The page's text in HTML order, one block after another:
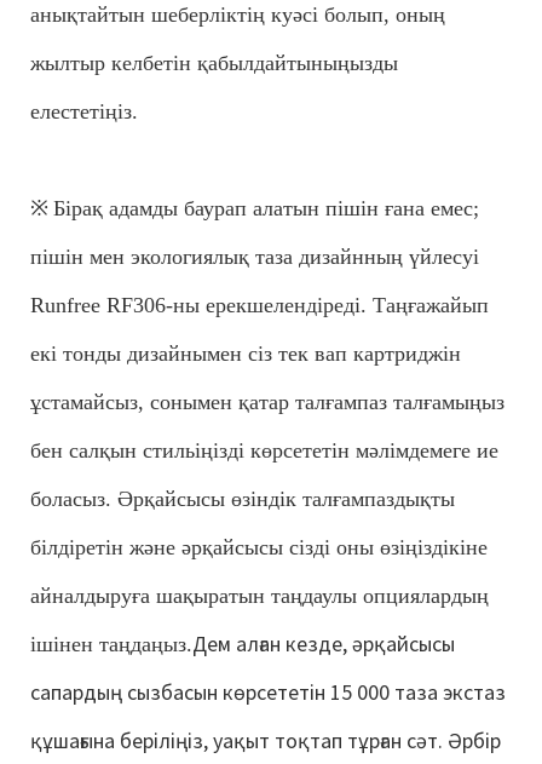
анықтайтын шеберліктің куәсі болып, оның
жылтыр келбетін қабылдайтыныңызды
елестетіңіз.
※ Бірақ адамды баурап алатын пішін ғана емес;
пішін мен экологиялық таза дизайнның үйлесуі
Runfree RF306-ны ерекшелендіреді. Таңғажайып
екі тонды дизайнымен сіз тек вап картриджін
ұстамайсыз, сонымен қатар талғампаз талғамыңыз
бен салқын стильіңізді көрсететін мәлімдемеге ие
боласыз. Әрқайсысы өзіндік талғампаздықты
білдіретін және әрқайсысы сізді оны өзіңіздікіне
айналдыруға шақыратын таңдаулы опциялардың
ішінен таңдаңыз.Дем алған кезде, әрқайсысы
сапардың сызбасын көрсететін 15 000 таза экстаз
құшағына беріліңіз, уақыт тоқтап тұрған сәт. Әрбір